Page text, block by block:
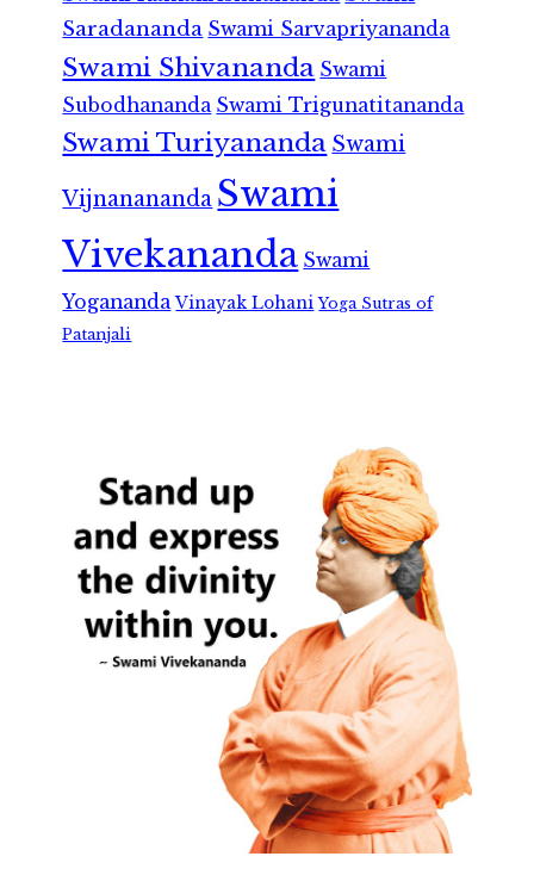
Saradananda Swami Sarvapriyananda
Swami Shivananda Swami
Subodhananda Swami Trigunatitananda
Swami Turiyananda Swami
Vijnanananda Swami
Vivekananda Swami
Yogananda Vinayak Lohani Yoga Sutras of
Patanjali